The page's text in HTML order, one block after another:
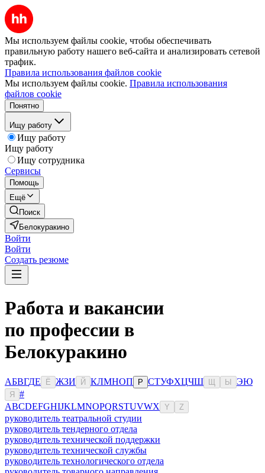
Мы используем файлы cookie, чтобы обеспечивать
правильную работу нашего веб-сайта и анализировать сетевой
трафик.
Правила использования файлов cookie
Мы используем файлы cookie. Правила использования
файлов cookie
Понятно
Ищу работу
Ищу работу
Ищу работу
Ищу сотрудника
Сервисы
Помощь
Ещё
Поиск
Белокуракино
Войти
Войти
Создать резюме
Работа и вакансии
по профессии в
Белокуракино
АБВГДЕ Ё ЖЗИ Й КЛМНОП Р СТУФХЦЧШ Ы ЭЮ
Я
#
ABCDEFGHIJKLMNOPQRSTUVWX Y Z
руководитель театральной студии
руководитель тендерного отдела
руководитель технической поддержки
руководитель технической службы
руководитель технологического отдела